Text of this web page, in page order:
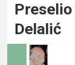
Delalić